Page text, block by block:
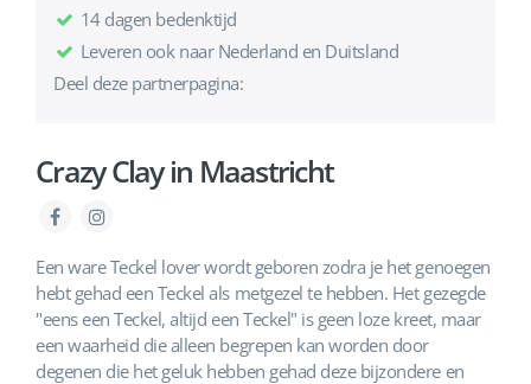
14 dagen bedenktijd
Leveren ook naar Nederland en Duitsland
Deel deze partnerpagina:
Crazy Clay in Maastricht
Een ware Teckel lover wordt geboren zodra je het genoegen
hebt gehad een Teckel als metgezel te hebben. Het gezegde
"eens een Teckel, altijd een Teckel" is geen loze kreet, maar
een waarheid die alleen begrepen kan worden door
degenen die het geluk hebben gehad deze bijzondere en